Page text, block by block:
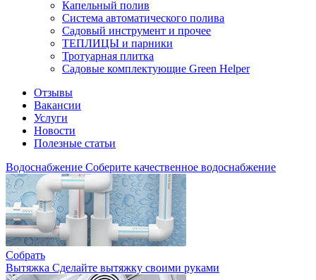
Капельный полив
Система автоматического полива
Садовый инструмент и прочее
ТЕПЛИЦЫ и парники
Тротуарная плитка
Садовые комплектующие Green Helper
Отзывы
Вакансии
Услуги
Новости
Полезные статьи
Водоснабжение Соберите качественное водоснабжение
Собрать
Вытяжка Сделайте вытяжку своими руками